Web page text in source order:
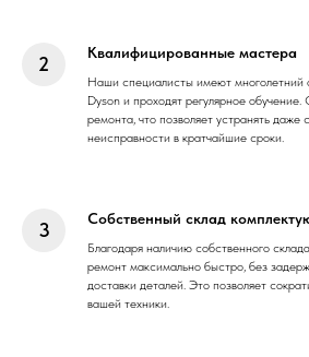
Квалифицированные мастера
Наши специалисты имеют многолетний
Dyson и проходят регулярное
ремонта, что позволяет устранять
неисправности в кратчайшие сроки.
Собственный склад
Благодаря наличию собственного
ремонт максимально быстро, без
доставки деталей. Это позволяет
вашей техники.